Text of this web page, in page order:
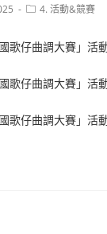
Post4. 活動&競賽
歌仔曲調大賽」活
歌仔曲調大賽」活
歌仔曲調大賽」活